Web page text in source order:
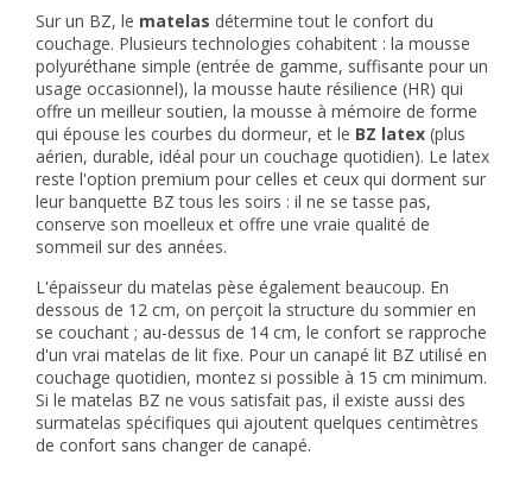
Sur un BZ, le matelas détermine tout le confort du
couchage. Plusieurs technologies cohabitent : la mousse
polyuréthane simple (entrée de gamme, suffisante pour un
usage occasionnel), la mousse haute résilience (HR) qui
offre un meilleur soutien, la mousse à mémoire de forme
qui épouse les courbes du dormeur, et le BZ latex (plus
aérien, durable, idéal pour un couchage quotidien). Le latex
reste l'option premium pour celles et ceux qui dorment sur
leur banquette BZ tous les soirs : il ne se tasse pas,
conserve son moelleux et offre une vraie qualité de
sommeil sur des années.
L'épaisseur du matelas pèse également beaucoup. En
dessous de 12 cm, on perçoit la structure du sommier en
se couchant ; au-dessus de 14 cm, le confort se rapproche
d'un vrai matelas de lit fixe. Pour un canapé lit BZ utilisé en
couchage quotidien, montez si possible à 15 cm minimum.
Si le matelas BZ ne vous satisfait pas, il existe aussi des
surmatelas spécifiques qui ajoutent quelques centimètres
de confort sans changer de canapé.